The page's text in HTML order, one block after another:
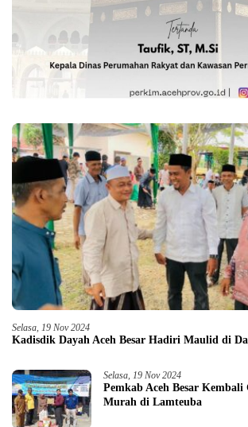
Selasa, 19 Nov 2024
Kadisdik Dayah Aceh Besar Hadiri Maulid di
Selasa, 19 Nov 2024
Pemkab Aceh Besar Kembali
Murah di Lamteuba